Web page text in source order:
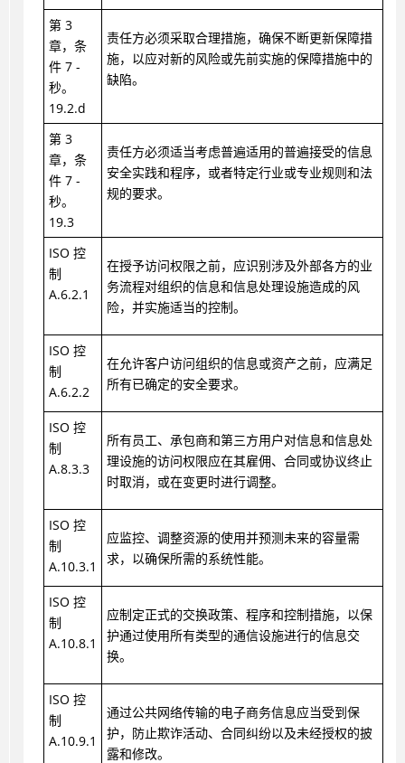
第 3
章，条
件 7 -
秒。
19.2.d
责任方必须采取合理措施，确保不断更新保障措
施，以应对新的风险或先前实施的保障措施中的
缺陷。
第 3
章，条
件 7 -
秒。
19.3
责任方必须适当考虑普遍适用的普遍接受的信息
安全实践和程序，或者特定行业或专业规则和法
规的要求。
ISO 控
制
A.6.2.1
在授予访问权限之前，应识别涉及外部各方的业
务流程对组织的信息和信息处理设施造成的风
险，并实施适当的控制。
ISO 控
制
A.6.2.2
在允许客户访问组织的信息或资产之前，应满足
所有已确定的安全要求。
ISO 控
制
A.8.3.3
所有员工、承包商和第三方用户对信息和信息处
理设施的访问权限应在其雇佣、合同或协议终止
时取消，或在变更时进行调整。
ISO 控
制
A.10.3.1
应监控、调整资源的使用并预测未来的容量需
求，以确保所需的系统性能。
ISO 控
制
A.10.8.1
应制定正式的交换政策、程序和控制措施，以保
护通过使用所有类型的通信设施进行的信息交
换。
ISO 控
制
A.10.9.1
通过公共网络传输的电子商务信息应当受到保
护，防止欺诈活动、合同纠纷以及未经授权的披
露和修改。